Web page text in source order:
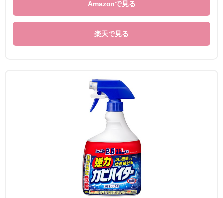
Amazonで見る
楽天で見る